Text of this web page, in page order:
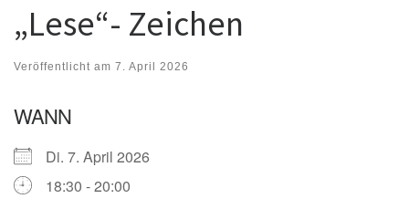
„Lese“- Zeichen
Veröffentlicht am 7. April 2026
WANN
Di. 7. April 2026
18:30 - 20:00